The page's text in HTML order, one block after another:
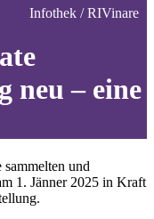
Infothek / RIVinare
neu – eine
und
1. Jänner 2025 in Kraft